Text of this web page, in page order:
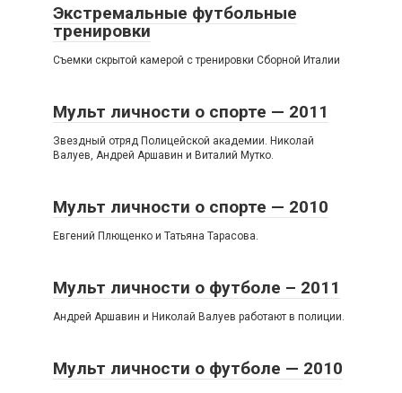
Экстремальные футбольные
тренировки
Съемки скрытой камерой с тренировки Сборной Италии
Мульт личности о спорте — 2011
Звездный отряд Полицейской академии. Николай
Валуев, Андрей Аршавин и Виталий Мутко.
Мульт личности о спорте — 2010
Евгений Плющенко и Татьяна Тарасова.
Мульт личности о футболе – 2011
Андрей Аршавин и Николай Валуев работают в полиции.
Мульт личности о футболе — 2010